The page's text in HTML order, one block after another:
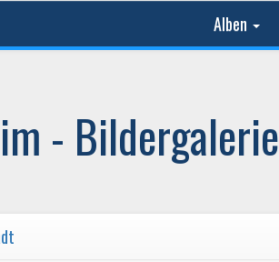
Alben
- Bildergalerie